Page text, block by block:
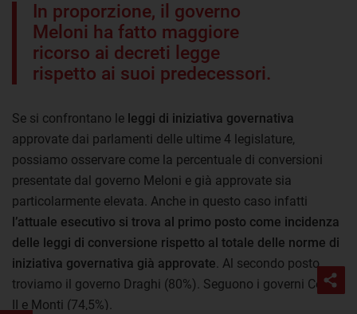
In proporzione, il governo
Meloni ha fatto maggiore
ricorso ai decreti legge
rispetto ai suoi predecessori.
Se si confrontano le leggi di iniziativa governativa
approvate dai parlamenti delle ultime 4 legislature,
possiamo osservare come la percentuale di conversioni
presentate dal governo Meloni e già approvate sia
particolarmente elevata. Anche in questo caso infatti
l’attuale esecutivo si trova al primo posto come incidenza
delle leggi di conversione rispetto al totale delle norme di
iniziativa governativa già approvate. Al secondo posto
troviamo il governo Draghi (80%). Seguono i governi Conte
II e Monti (74,5%).